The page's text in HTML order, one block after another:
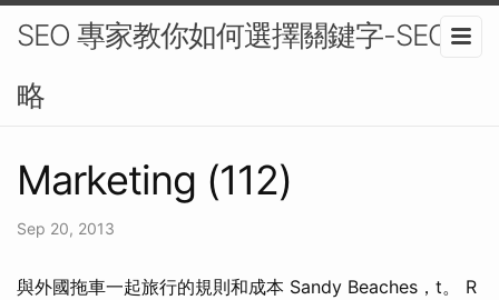
SEO 專家教你如何選擇關鍵字-SEO策
略
Marketing (112)
Sep 20, 2013
與外國拖車一起旅行的規則和成本 Sandy Beaches，t。 R